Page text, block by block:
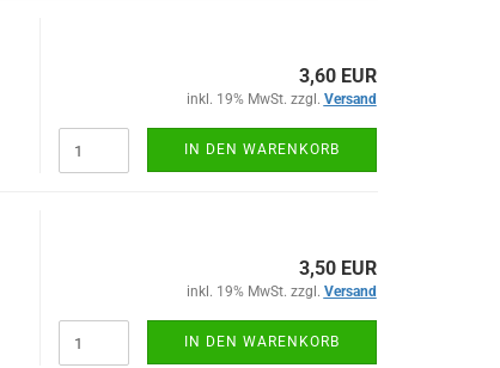
3,60 EUR
inkl. 19% MwSt. zzgl. Versand
IN DEN WARENKORB
3,50 EUR
inkl. 19% MwSt. zzgl. Versand
IN DEN WARENKORB